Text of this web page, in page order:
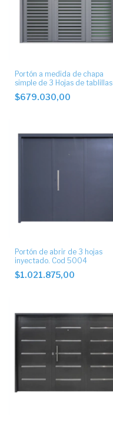
Portón a medida de chapa
simple de 3 Hojas de tablillas
$679.030,00
Portón de abrir de 3 hojas
inyectado. Cod 5004
$1.021.875,00